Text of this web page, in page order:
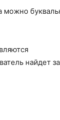
можно
найдет